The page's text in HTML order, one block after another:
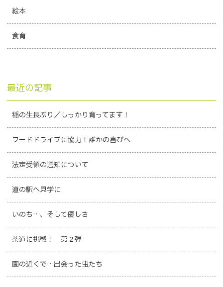
絵本
食育
最近の記事
稲の生長ぶり／しっかり育ってます！
フードドライブに協力！誰かの喜びへ
法定受領の通知について
道の駅へ見学に
いのち…、そして優しさ
茶道に挑戦！ 第２弾
園の近くで…出会った虫たち